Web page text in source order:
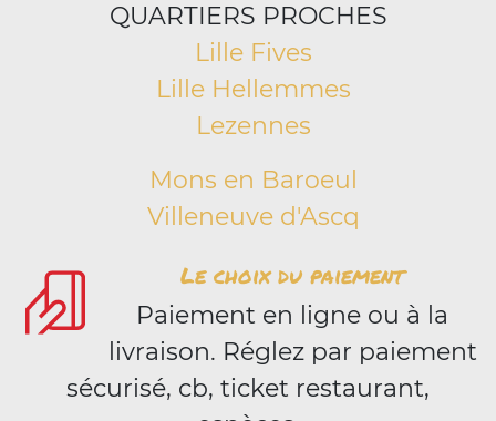
QUARTIERS PROCHES
Lille Fives
Lille Hellemmes
Lezennes
Mons en Baroeul
Villeneuve d'Ascq
Le choix du paiement
Paiement en ligne ou à la
livraison. Réglez par paiement
sécurisé, cb, ticket restaurant,